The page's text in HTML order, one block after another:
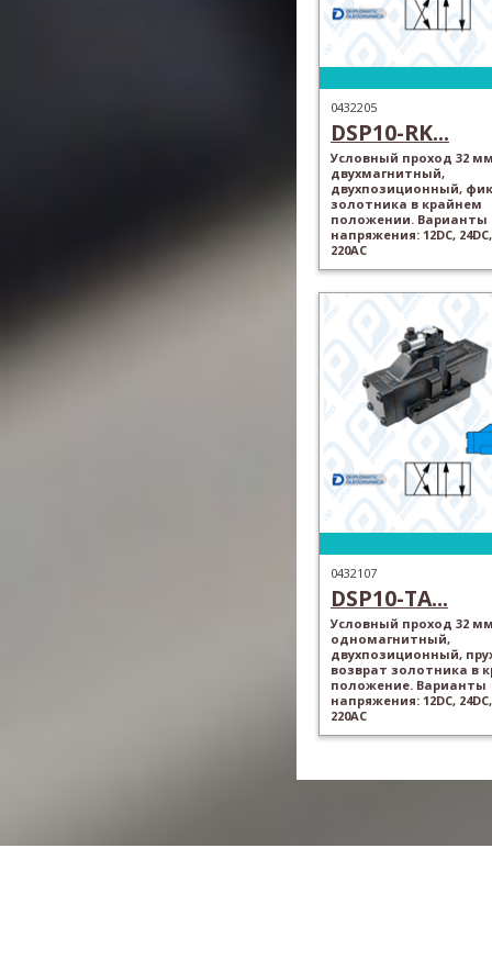
0432205
DSP10-RK...
Условный проход 32
двухмагнитный,
двухпозиционный,
золотника в крайнем
положении. Варианты
напряжения: 12DC, 24DC,
220AC
0432107
DSP10-TA...
Условный проход 32
одномагнитный,
двухпозиционный,
возврат золотника в
положение. Варианты
напряжения: 12DC, 24DC,
220AC